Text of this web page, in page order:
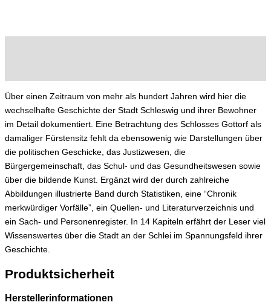
Über einen Zeitraum von mehr als hundert Jahren wird hier die
wechselhafte Geschichte der Stadt Schleswig und ihrer Bewohner
im Detail dokumentiert. Eine Betrachtung des Schlosses Gottorf als
damaliger Fürstensitz fehlt da ebensowenig wie Darstellungen über
die politischen Geschicke, das Justizwesen, die
Bürgergemeinschaft, das Schul- und das Gesundheitswesen sowie
über die bildende Kunst. Ergänzt wird der durch zahlreiche
Abbildungen illustrierte Band durch Statistiken, eine “Chronik
merkwürdiger Vorfälle”, ein Quellen- und Literaturverzeichnis und
ein Sach- und Personenregister. In 14 Kapiteln erfährt der Leser viel
Wissenswertes über die Stadt an der Schlei im Spannungsfeld ihrer
Geschichte.
Produktsicherheit
Herstellerinformationen